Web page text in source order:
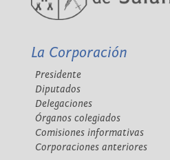
La Corporación
Presidente
Diputados
Delegaciones
Órganos colegiados
Comisiones informativas
Corporaciones anteriores